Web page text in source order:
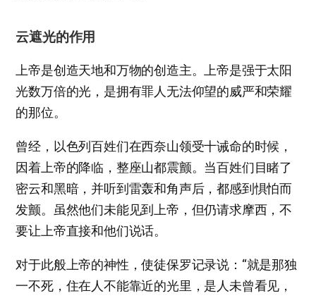
云遮光的作用
上帝是创造天地和万物的创造主。上帝是强于太阳
光数万倍的光，是拥有罪人无法仰望的威严和荣耀
的那位。
曾经，以色列百姓们在西奈山领受十诫命的时候，
因着上帝的降临，整座山都震颤。当百姓们目睹了
密云和黑暗，并听到雷轰和角声后，都感到惧怕而
发颤。虽然他们未能见到上帝，但仍请求摩西，不
要让上帝直接和他们说话。
对于此般上帝的神性，使徒保罗记录说：“就是那独
一不死，住在人不能靠近的光里，是人未曾看见，